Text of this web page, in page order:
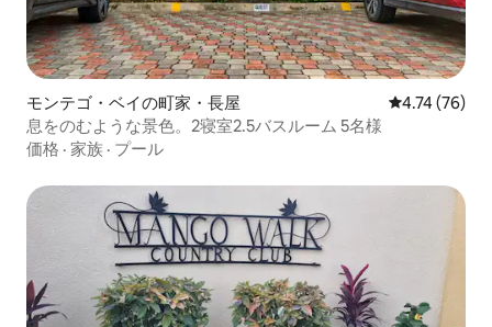
モンテゴ・ベイの町家・長屋 レビュー76
4.74 (76)
息をのむような景色。2寝室2.5バスルーム 5名様
価格 · 家族 · プール